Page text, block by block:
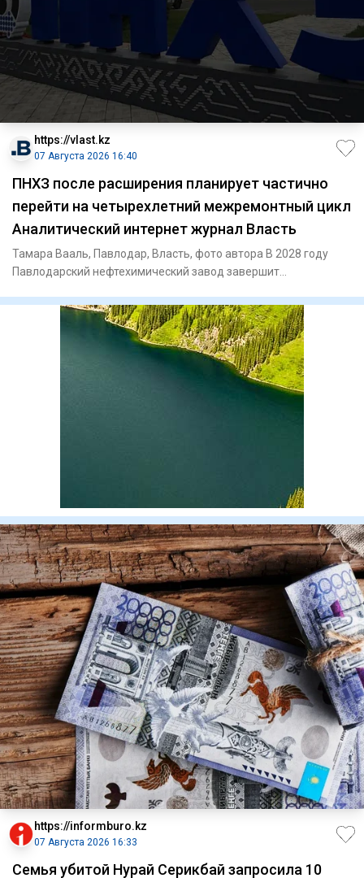
https://vlast.kz
07 Августа 2026 16:40
ПНХЗ после расширения планирует частично
перейти на четырехлетний межремонтный цикл
Аналитический интернет журнал Власть
Тамара Вааль, Павлодар, Власть, фото автора В 2028 году
Павлодарский нефтехимический завод завершит
https://informburo.kz
07 Августа 2026 16:33
Семья убитой Нурай Серикбай запросила 10